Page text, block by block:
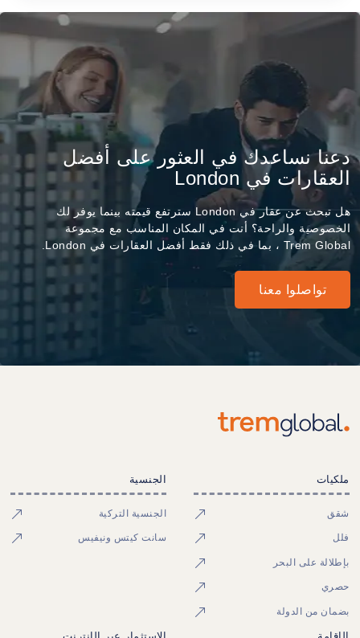
دعنا نساعدك في العثور على أفضل
العقارات في London
هل تبحث عن عقار في London سترتفع قيمته بينما يوفر لك
الخصوصية والراحة؟ أنت في المكان المناسب مع مجموعة
Trem Global ، بما في ذلك فقط أفضل العقارات في London.
تواصلوا معنا
ملكيات
شقق
فلل
بإطلالة على البحر
حصري
بضمان من الدولة
الجنسية
الجنسية التركية
سانت كيتس ونيفيس